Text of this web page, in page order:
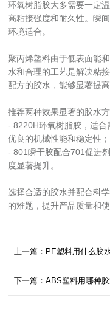
环氧树脂胶大多需要一定
高粘接强度和耐久性。瞬
环境适合。
聚丙烯塑料由于低表面能
水和合理的工艺是解决粘
配方的胶水，能够显著提
推荐两种效果显著的胶水
- 8220H环氧树脂胶，适
优良的机械性能和稳定性；
- 801瞬干胶配合701促进
度显著提升。
选择合适的胶水并配合科
的难题，提升产品质量和使
上一篇：PE塑料用什么胶
下一篇：ABS塑料用哪种胶